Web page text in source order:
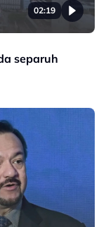
02:19
separuh